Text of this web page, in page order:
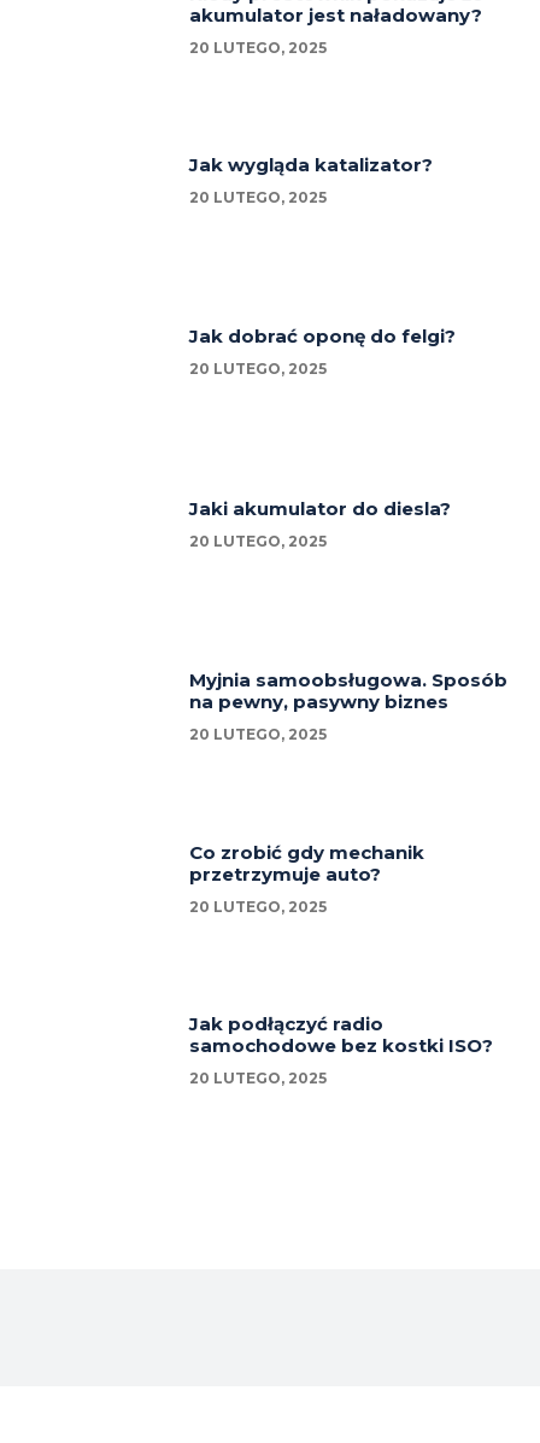
akumulator jest naładowany?
20 LUTEGO, 2025
Jak wygląda katalizator?
20 LUTEGO, 2025
Jak dobrać oponę do felgi?
20 LUTEGO, 2025
Jaki akumulator do diesla?
20 LUTEGO, 2025
Myjnia samoobsługowa. Sposób
na pewny, pasywny biznes
20 LUTEGO, 2025
Co zrobić gdy mechanik
przetrzymuje auto?
20 LUTEGO, 2025
Jak podłączyć radio
samochodowe bez kostki ISO?
20 LUTEGO, 2025